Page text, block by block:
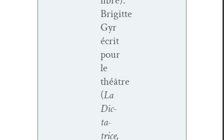
Brigitte
Gyr
écrit
pour
le
théâtre
(La
Dic­
ta­
trice,